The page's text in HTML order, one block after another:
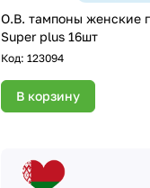
O.B. тампоны женские
Super plus 16шт
Код:123094
В корзину